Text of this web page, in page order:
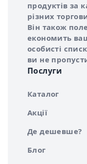
продуктів за
різних
Він також
економить
особисті
ви не
Послуги
Каталог
Акції
Де дешевше?
Блог